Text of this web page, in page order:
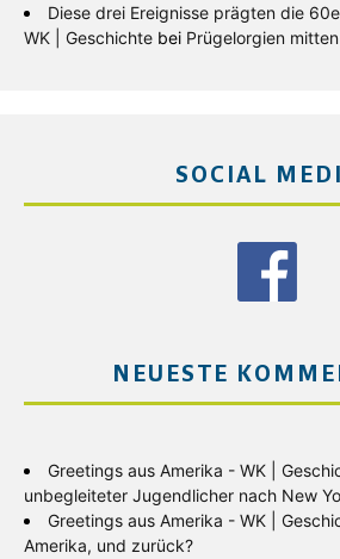
Diese drei Ereignisse prägten die
WK | Geschichte bei Prügelorgien
SOCIAL
NEUESTE
Greetings aus Amerika - WK |
unbegleiteter Jugendlicher nach New
Greetings aus Amerika - WK |
Amerika, und zurück?